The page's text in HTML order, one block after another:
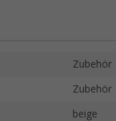
Zubehör
Zubehör
beige